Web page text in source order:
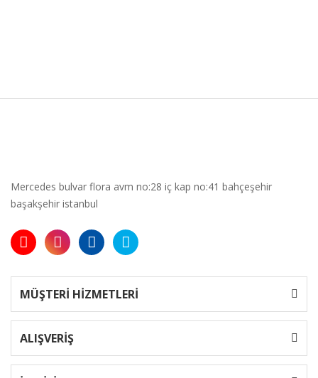
Mercedes bulvar flora avm no:28 iç kap no:41 bahçeşehir
başakşehir istanbul
MÜŞTERİ HİZMETLERİ
ALIŞVERİŞ